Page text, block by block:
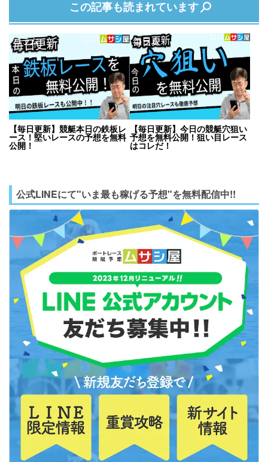
この記事も読まれています
コラム
【毎日更新】競艇本日の鉄板レ
ース！堅いレースの予想を無料
公開！
コラム
【毎日更新】今日の競艇穴狙い
予想を無料公開！狙い目レース
はコレだ！
公式LINEにて"いま最も稼げる予想"を無料配信中!!